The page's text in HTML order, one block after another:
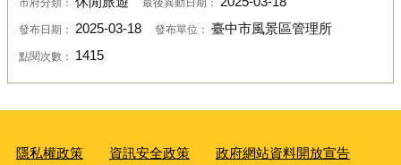
鐵砧山風景特定區草地時常發現台灣蒲公英蹤跡
發布日期： 2025-03-18 發布單位： 臺中市風景區管理所
點閱次數： 1415
隱私權政策 資訊安全政策 政府網站資料開放宣告